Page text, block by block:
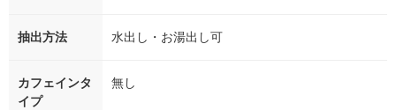
抽出方法 水出し・お湯出し可
カフェインタ
イプ
無し